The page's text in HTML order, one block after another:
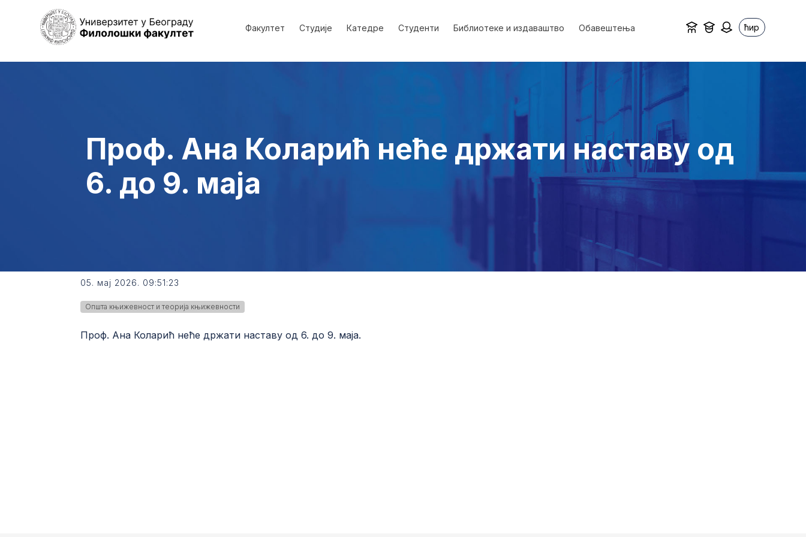
Факултет Студије Катедре Студенти Библиотеке и издаваштво Обавештења ћир
Проф. Ана Коларић неће држати наставу од
6. до 9. маја
05. мај 2026. 09:51:23
Општа књижевност и теорија књижевности
Проф. Ана Коларић неће држати наставу од 6. до 9. маја.